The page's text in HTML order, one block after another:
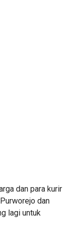
dan para kurir
dan
lagi untuk